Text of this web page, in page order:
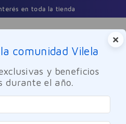
en toda la tienda
×
comunidad Vilela
y beneficios
durante el año.